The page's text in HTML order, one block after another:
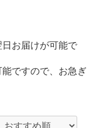
お届けが可能で
ですので、お急ぎ